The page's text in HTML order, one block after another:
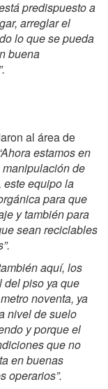
predispuesto a
arreglar el
lo que se pueda
buena
al área de
estamos en
de
este equipo la
para que
y también para
sean reciclables
aquí, los
del piso ya que
noventa, ya
nivel de suelo
y porque el
que no
en buenas
operarios”.